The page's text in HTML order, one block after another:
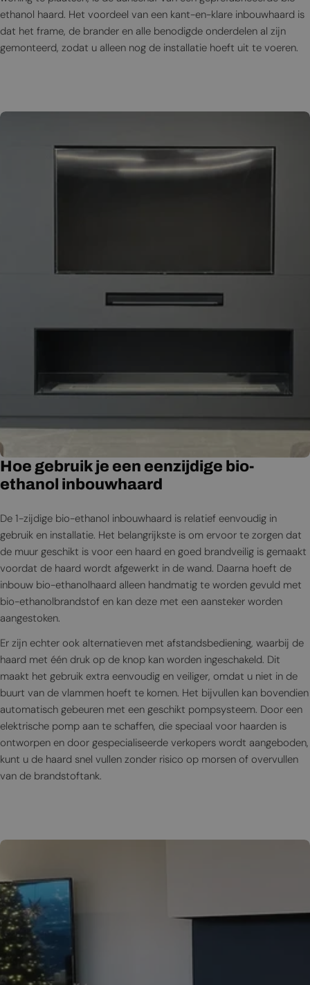
ethanol haard. Het voordeel van een kant-en-klare inbouwhaard is
dat het frame, de brander en alle benodigde onderdelen al zijn
gemonteerd, zodat u alleen nog de installatie hoeft uit te voeren.
Hoe gebruik je een eenzijdige bio-
ethanol inbouwhaard
De 1-zijdige bio-ethanol inbouwhaard is relatief eenvoudig in
gebruik en installatie. Het belangrijkste is om ervoor te zorgen dat
de muur geschikt is voor een haard en goed brandveilig is gemaakt
voordat de haard wordt afgewerkt in de wand. Daarna hoeft de
inbouw bio-ethanolhaard alleen handmatig te worden gevuld met
bio-ethanolbrandstof en kan deze met een aansteker worden
aangestoken.
Er zijn echter ook alternatieven met afstandsbediening, waarbij de
haard met één druk op de knop kan worden ingeschakeld. Dit
maakt het gebruik extra eenvoudig en veiliger, omdat u niet in de
buurt van de vlammen hoeft te komen. Het bijvullen kan bovendien
automatisch gebeuren met een geschikt pompsysteem. Door een
elektrische pomp aan te schaffen, die speciaal voor haarden is
ontworpen en door gespecialiseerde verkopers wordt aangeboden,
kunt u de haard snel vullen zonder risico op morsen of overvullen
van de brandstoftank.